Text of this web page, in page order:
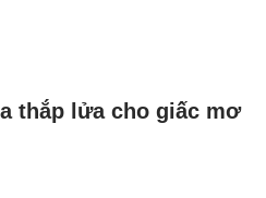
thắp lửa cho giấc mơ